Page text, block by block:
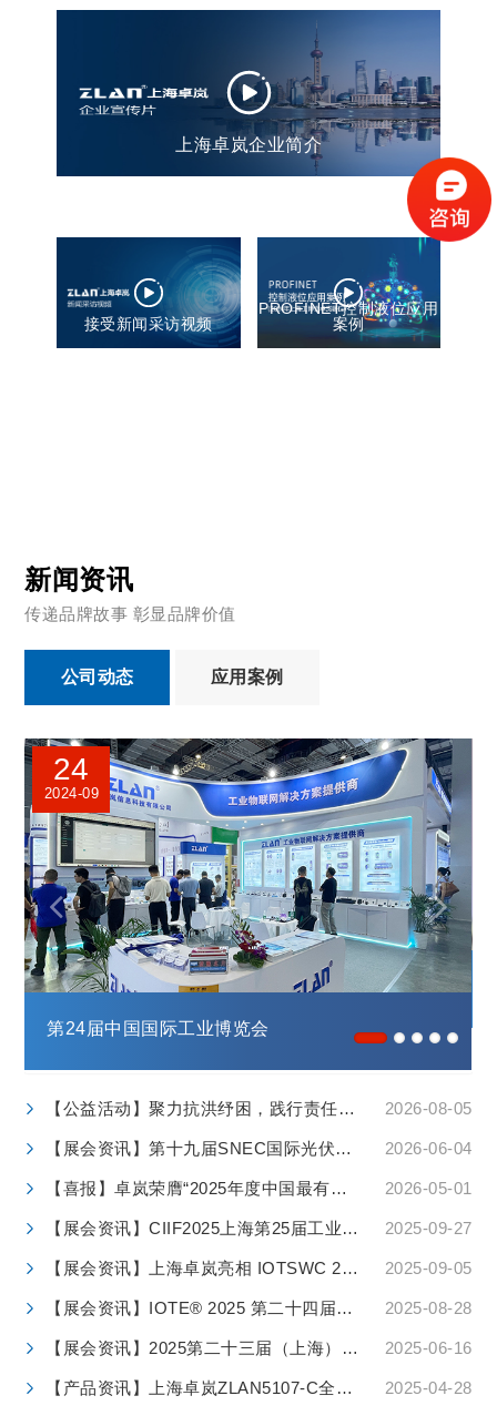
上海卓岚企业简介
接受新闻采访视频
PROFINET控制液位应用
案例
新闻资讯
传递品牌故事 彰显品牌价值
公司动态 应用案例
24
2024-09
第24届中国国际工业博览会
【公益活动】聚力抗洪纾困，践行责任担当 ——卓岚捐款支援贵港防汛救灾工作 2026-08-05
【展会资讯】第十九届SNEC国际光伏&储能展已经启幕！ 2026-06-04
【喜报】卓岚荣膺“2025年度中国最有创新力AIoT通信企业榜”奖项 2026-05-01
【展会资讯】CIIF2025上海第25届工业博览会 2025-09-27
【展会资讯】上海卓岚亮相 IOTSWC 2025 成为WAIA联盟成员 2025-09-05
【展会资讯】IOTE® 2025 第二十四届（深圳）国际物联网展•深圳站 2025-08-28
【展会资讯】2025第二十三届（上海）国际物联网展览会•上海站 2025-06-16
【产品资讯】上海卓岚ZLAN5107-C全国产化串口服务器助力工业通信自主化 2025-04-28